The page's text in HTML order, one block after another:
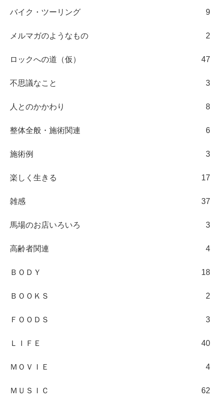
バイク・ツーリング 9
メルマガのようなもの 2
ロックへの道（仮） 47
不思議なこと 3
人とのかかわり 8
整体全般・施術関連 6
施術例 3
楽しく生きる 17
雑感 37
馬場のお店いろいろ 3
高齢者関連 4
ＢＯＤＹ 18
ＢＯＯＫＳ 2
ＦＯＯＤＳ 3
ＬＩＦＥ 40
ＭＯＶＩＥ 4
ＭＵＳＩＣ 62